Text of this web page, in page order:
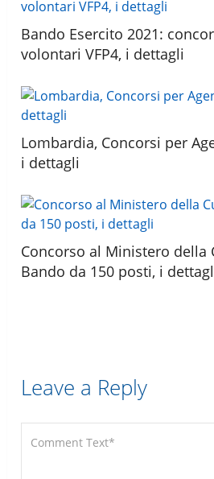
Bando Esercito 2021:
volontari VFP4, i dettagli
Lombardia, Concorsi per
i dettagli
Concorso al Ministero della
Bando da 150 posti, i
Leave a Reply